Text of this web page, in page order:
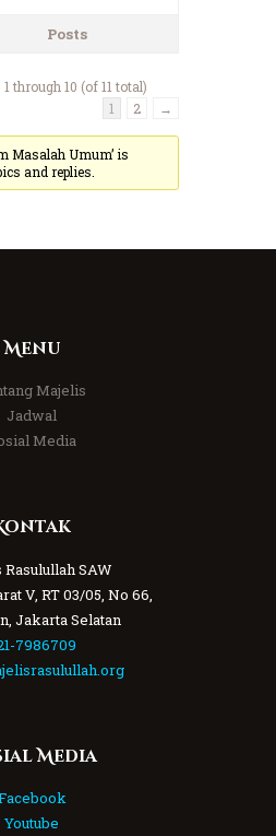
Posts
through 10 (of 11 total)
1
2 →
Masalah Umum’ is
and replies.
Menu
Majelis
Jadwal
Media
SAW
V, RT 03/05, No 66,
Jakarta Selatan
7986709
Media
Youtube